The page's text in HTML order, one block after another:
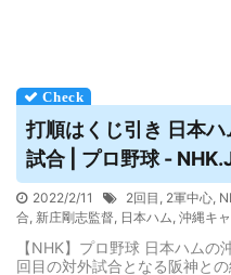
打順はくじ引き 日本
試合 | プロ野球 -
2022/2/11 2回目 , 2軍中心,
合, 新庄剛志監督, 日本ハム, 沖縄キ
【NHK】プロ野球 日本ハム
回目の対外試合となる阪神と